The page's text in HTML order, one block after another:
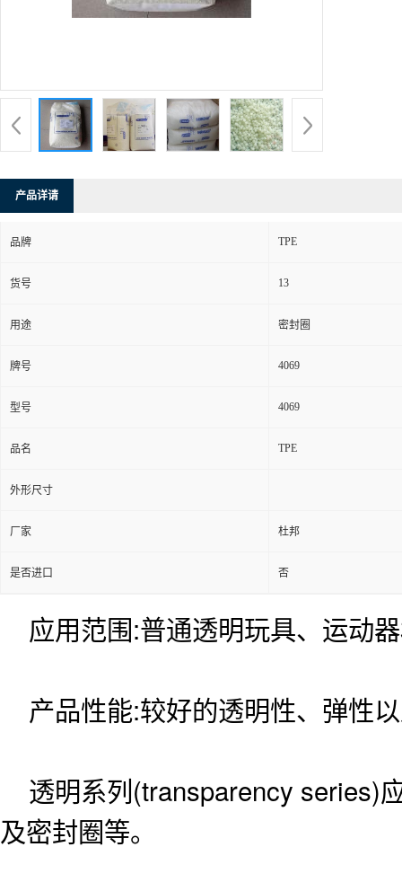
产品详请
品牌 TPE
货号 13
用途 密封圈
牌号 4069
型号 4069
品名 TPE
外形尺寸
厂家 杜邦
是否进口 否
应用范围:普通透明玩具、运动
产品性能:较好的透明性、弹性
透明系列(transparency series)
及密封圈等。